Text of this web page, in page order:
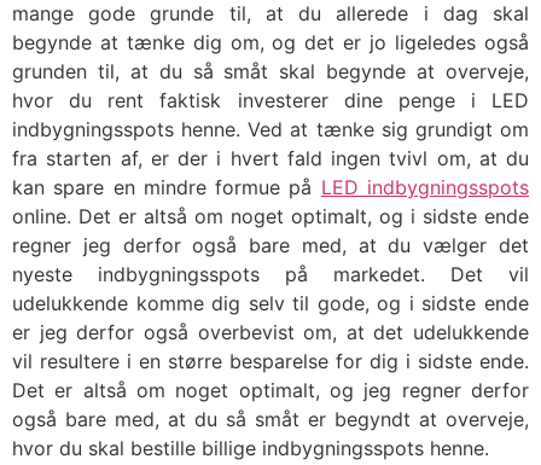
mange gode grunde til, at du allerede i dag skal
begynde at tænke dig om, og det er jo ligeledes også
grunden til, at du så småt skal begynde at overveje,
hvor du rent faktisk investerer dine penge i LED
indbygningsspots henne. Ved at tænke sig grundigt om
fra starten af, er der i hvert fald ingen tvivl om, at du
kan spare en mindre formue på LED indbygningsspots
online. Det er altså om noget optimalt, og i sidste ende
regner jeg derfor også bare med, at du vælger det
nyeste indbygningsspots på markedet. Det vil
udelukkende komme dig selv til gode, og i sidste ende
er jeg derfor også overbevist om, at det udelukkende
vil resultere i en større besparelse for dig i sidste ende.
Det er altså om noget optimalt, og jeg regner derfor
også bare med, at du så småt er begyndt at overveje,
hvor du skal bestille billige indbygningsspots henne.